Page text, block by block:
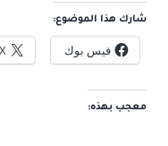
شارك هذا الموضوع:
فيس بوك X
معجب بهذه: